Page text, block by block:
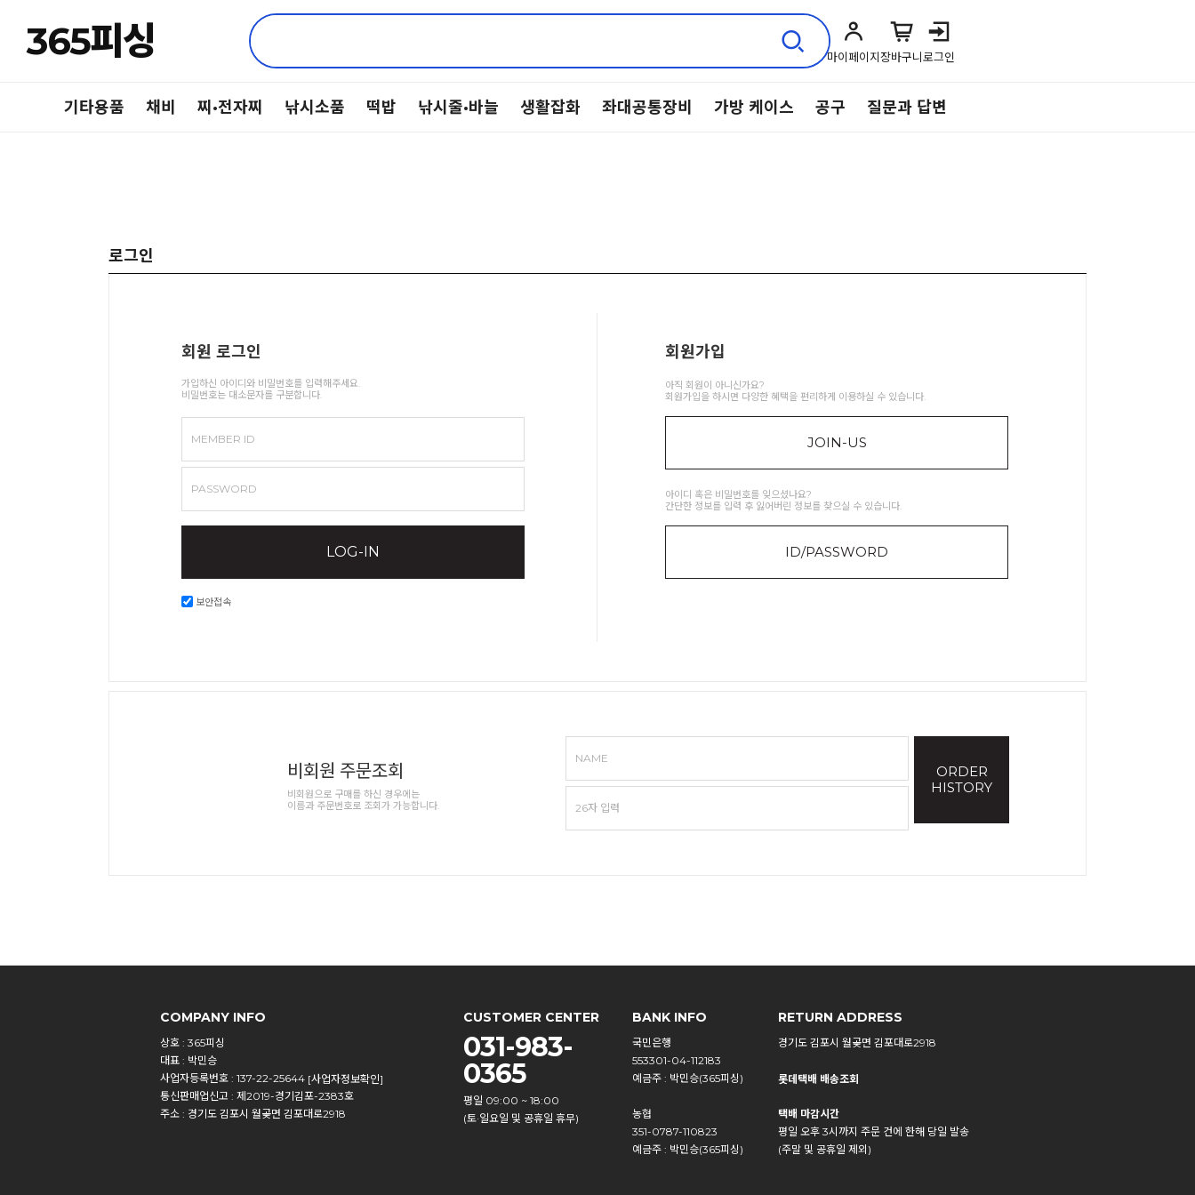
365피싱 마이페이지장바구니로그인
기타용품 채비 찌·전자찌 낚시소품 떡밥 낚시줄·바늘 생활잡화 좌대공통장비 가방 케이스 공구 질문과 답변
로그인
회원 로그인
가입하신 아이디와 비밀번호를 입력해주세요.
비밀번호는 대소문자를 구분합니다.
MEMBER ID
PASSWORD
LOG-IN
보안접속
회원가입
아직 회원이 아니신가요?
회원가입을 하시면 다양한 혜택을 편리하게 이용하실 수 있습니다.
JOIN-US
아이디 혹은 비밀번호를 잊으셨나요?
간단한 정보를 입력 후 잃어버린 정보를 찾으실 수 있습니다.
ID/PASSWORD
비회원 주문조회
비회원으로 구매를 하신 경우에는
이름과 주문번호로 조회가 가능합니다.
NAME
ORDER
HISTORY
COMPANY INFO
상호 : 365피싱
대표 : 박민승
사업자등록번호 : 137-22-25644 [사업자정보확인]
통신판매업신고 : 제2019-경기김포-2383호
주소 : 경기도 김포시 월곶면 김포대로2918
CUSTOMER CENTER
031-983-
0365
평일 09:00 ~ 18:00
(토·일요일 및 공휴일 휴무)
BANK INFO
국민은행
553301-04-112183
예금주 : 박민승(365피싱)
농협
351-0787-110823
예금주 : 박민승(365피싱)
RETURN ADDRESS
경기도 김포시 월곶면 김포대로2918
롯데택배 배송조회
택배 마감시간
평일 오후 3시까지 주문 건에 한해 당일 발송
(주말 및 공휴일 제외)